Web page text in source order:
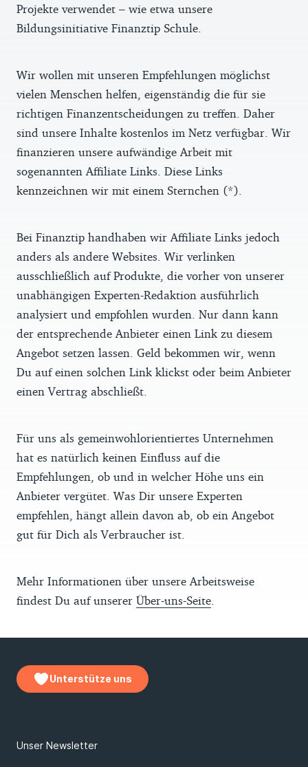
Projekte verwendet – wie etwa unsere
Bildungsinitiative Finanztip Schule.
Wir wollen mit unseren Empfehlungen möglichst
vielen Menschen helfen, eigenständig die für sie
richtigen Finanzentscheidungen zu treffen. Daher
sind unsere Inhalte kostenlos im Netz verfügbar. Wir
finanzieren unsere aufwändige Arbeit mit
sogenannten Affiliate Links. Diese Links
kennzeichnen wir mit einem Sternchen (*).
Bei Finanztip handhaben wir Affiliate Links jedoch
anders als andere Websites. Wir verlinken
ausschließlich auf Produkte, die vorher von unserer
unabhängigen Experten-Redaktion ausführlich
analysiert und empfohlen wurden. Nur dann kann
der entsprechende Anbieter einen Link zu diesem
Angebot setzen lassen. Geld bekommen wir, wenn
Du auf einen solchen Link klickst oder beim Anbieter
einen Vertrag abschließt.
Für uns als gemeinwohlorientiertes Unternehmen
hat es natürlich keinen Einfluss auf die
Empfehlungen, ob und in welcher Höhe uns ein
Anbieter vergütet. Was Dir unsere Experten
empfehlen, hängt allein davon ab, ob ein Angebot
gut für Dich als Verbraucher ist.
Mehr Informationen über unsere Arbeitsweise
findest Du auf unserer Über-uns-Seite
Unterstütze uns